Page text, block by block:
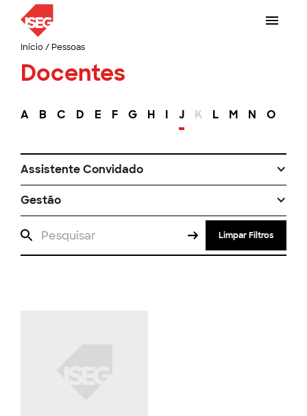
Início/ Pessoas
Docentes
A B C D E F G H I J K L M N O
Assistente Convidado
Gestão
Limpar Filtros